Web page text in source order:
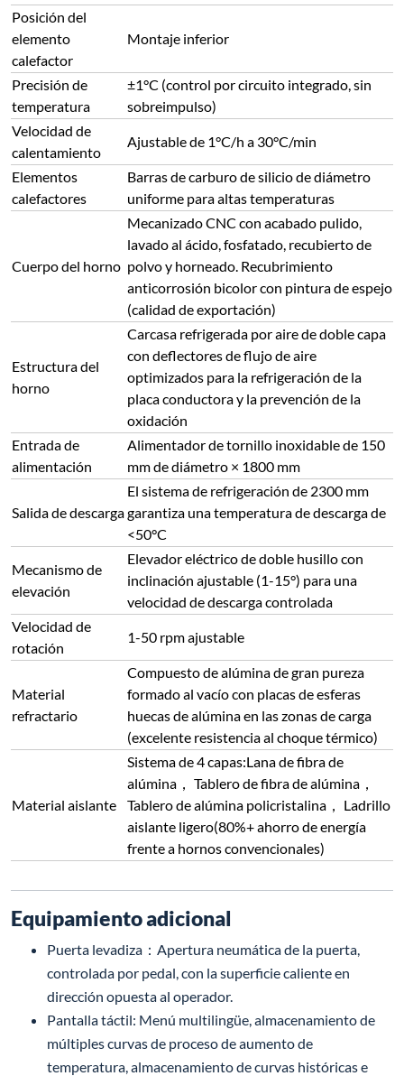
Posición del
elemento
calefactor
Montaje inferior
Precisión de
temperatura
±1°C (control por circuito integrado, sin
sobreimpulso)
Velocidad de
calentamiento
Ajustable de 1°C/h a 30°C/min
Elementos
calefactores
Barras de carburo de silicio de diámetro
uniforme para altas temperaturas
Cuerpo del horno
Mecanizado CNC con acabado pulido,
lavado al ácido, fosfatado, recubierto de
polvo y horneado. Recubrimiento
anticorrosión bicolor con pintura de espejo
(calidad de exportación)
Estructura del
horno
Carcasa refrigerada por aire de doble capa
con deflectores de flujo de aire
optimizados para la refrigeración de la
placa conductora y la prevención de la
oxidación
Entrada de
alimentación
Alimentador de tornillo inoxidable de 150
mm de diámetro × 1800 mm
Salida de descarga
El sistema de refrigeración de 2300 mm
garantiza una temperatura de descarga de
<50°C
Mecanismo de
elevación
Elevador eléctrico de doble husillo con
inclinación ajustable (1-15°) para una
velocidad de descarga controlada
Velocidad de
rotación
1-50 rpm ajustable
Material
refractario
Compuesto de alúmina de gran pureza
formado al vacío con placas de esferas
huecas de alúmina en las zonas de carga
(excelente resistencia al choque térmico)
Material aislante
Sistema de 4 capas:Lana de fibra de
alúmina， Tablero de fibra de alúmina，
Tablero de alúmina policristalina， Ladrillo
aislante ligero(80%+ ahorro de energía
frente a hornos convencionales)
Equipamiento adicional
Puerta levadiza：Apertura neumática de la puerta,
controlada por pedal, con la superficie caliente en
dirección opuesta al operador.
Pantalla táctil: Menú multilingüe, almacenamiento de
múltiples curvas de proceso de aumento de
temperatura, almacenamiento de curvas históricas e